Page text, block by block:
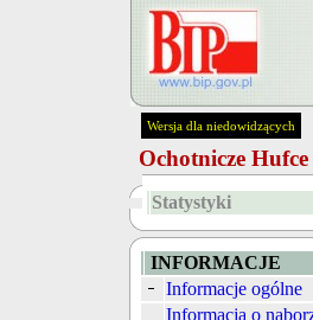
Wersja dla niedowidzących
Ochotnicze
Statystyki
INFORMACJE
Informacje ogólne
Informacja o